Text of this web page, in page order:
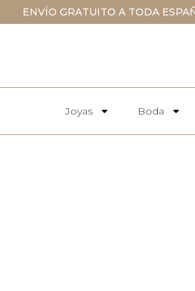
ENVÍO GRATUITO A TODA
Joyas Boda